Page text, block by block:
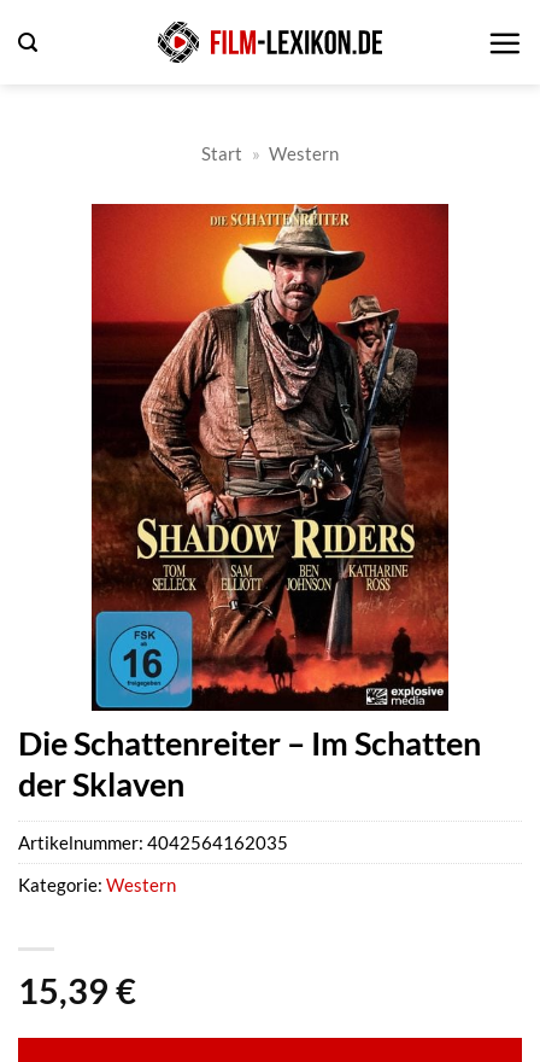
Inhalt
Start » Western
Die Schattenreiter – Im Schatten
der Sklaven
15,39 €
Artikelnummer: 4042564162035
Kategorie: Western